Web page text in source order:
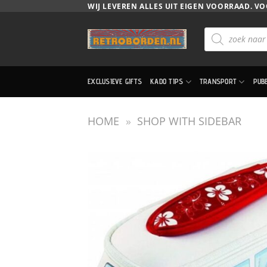
WIJ LEVEREN ALLES UIT EIGEN VOORRAAD.
Producten
zoeken
EXCLUSIEVE GIFTS KADO TIPS TRANSPORT
HOME » SHOP WITH SIDEBAR